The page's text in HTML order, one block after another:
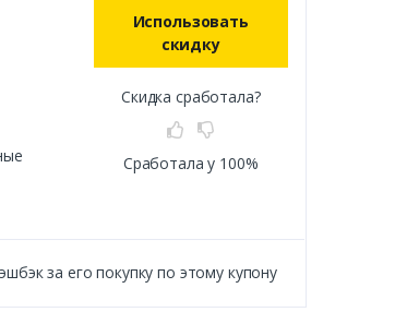
Использовать
скидку
Скидка сработала?
Сработала у 100%
за его покупку по этому купону